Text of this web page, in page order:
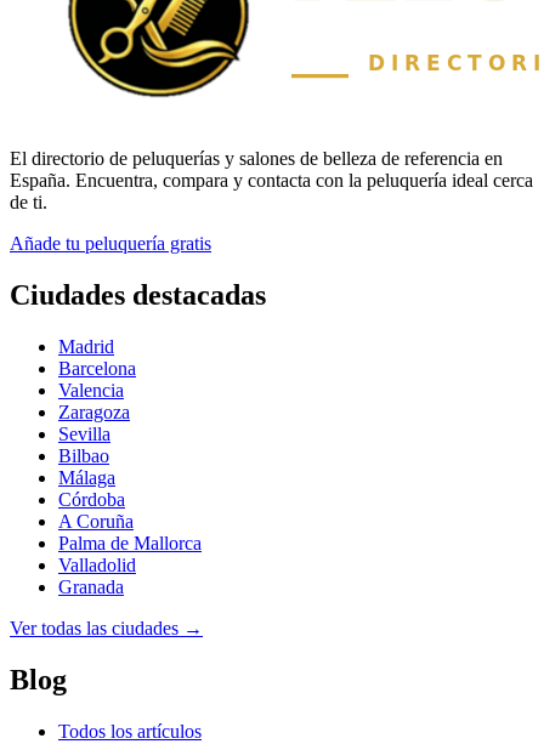
El directorio de peluquerías y salones de belleza de referencia en
España. Encuentra, compara y contacta con la peluquería ideal cerca
de ti.
Añade tu peluquería gratis
Ciudades destacadas
Madrid
Barcelona
Valencia
Zaragoza
Sevilla
Bilbao
Málaga
Córdoba
A Coruña
Palma de Mallorca
Valladolid
Granada
Ver todas las ciudades →
Blog
Todos los artículos